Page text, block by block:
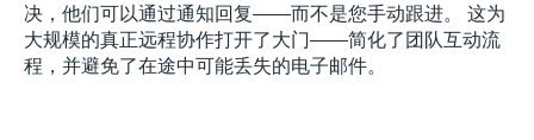
决，他们可以通过通知回复——而不是您手动跟进。 这为
大规模的真正远程协作打开了大门——简化了团队互动流
程，并避免了在途中可能丢失的电子邮件。